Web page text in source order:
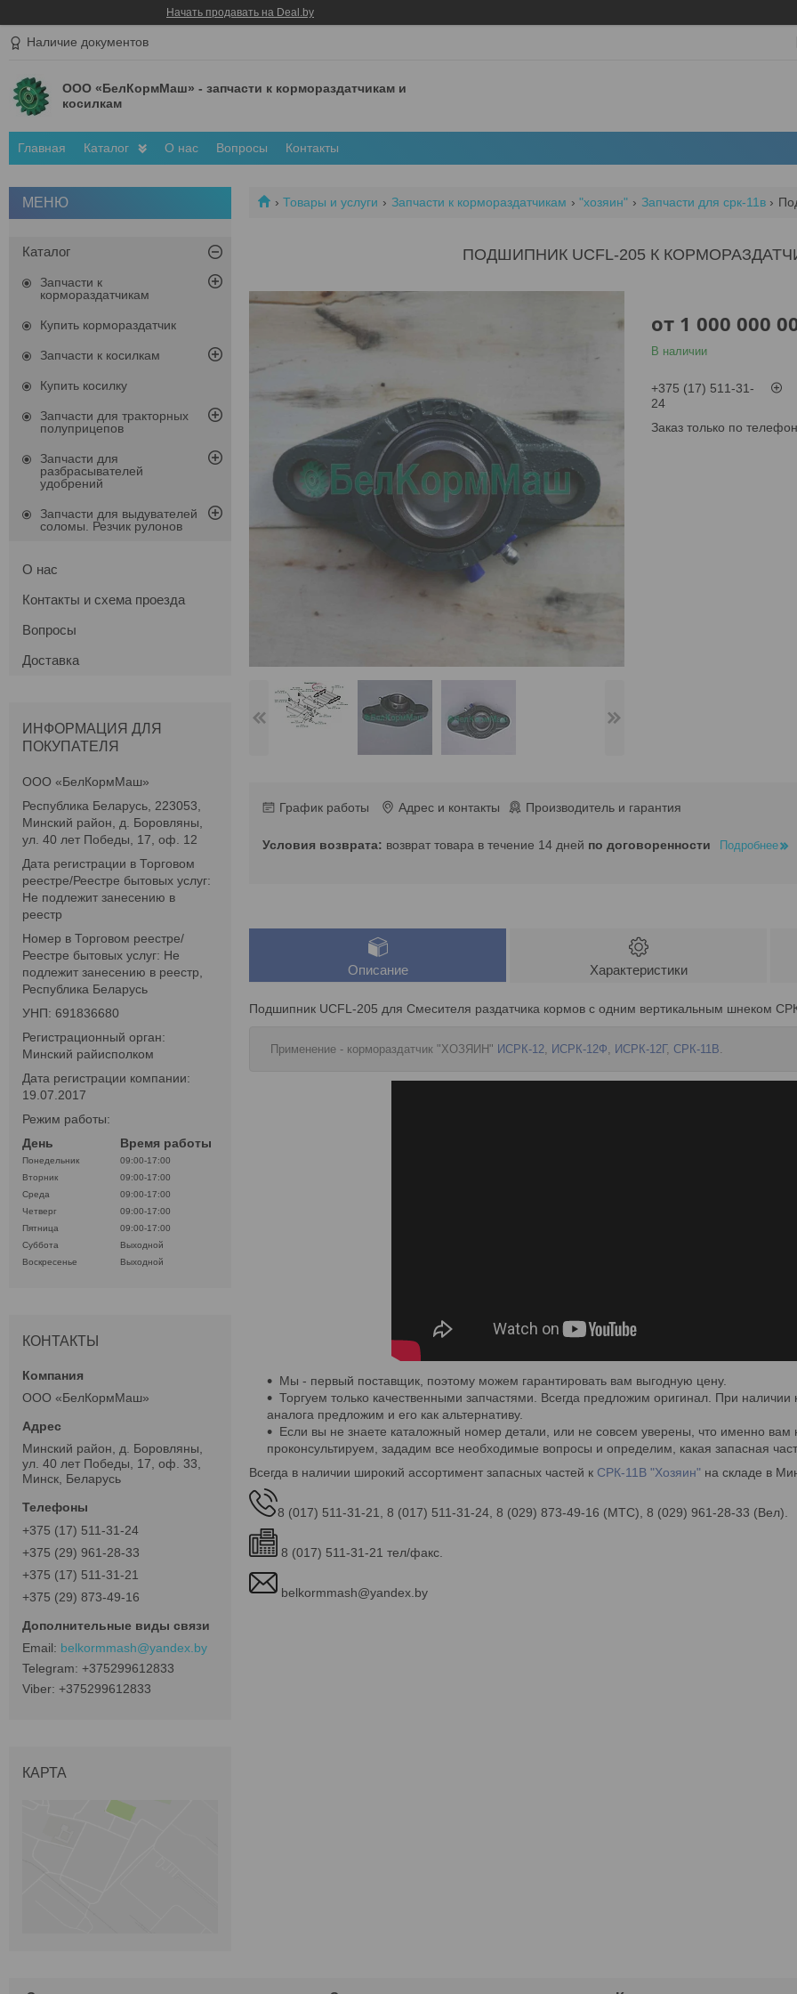
Начать продавать на Deal.by
Наличие документов
ООО «БелКормМаш» - запчасти к кормораздатчикам и
косилкам
Главная Каталог О нас Вопросы Контакты
Товары и услуги Запчасти к кормораздатчикам "хозяин" Запчасти для срк-11в
ПОДШИПНИК UCFL-205 К
от 1 000 000
В наличии
+375 (17) 511-31-
24
Заказ только по
График работы Адрес и контакты Производитель и гарантия
возврат товара в течение 14 дней по договоренности Подробнее
Описание Характеристики
Подшипник UCFL-205 для Смесителя раздатчика кормов с одним вертикальным шнеком
Применение - кормораздатчик "ХОЗЯИН" ИСРК-12 ИСРК-12Ф ИСРК-12Г, СРК-11В
Мы - первый поставщик, поэтому можем гарантировать вам выгодную цену.
Торгуем только качественными запчастями. Всегда предложим оригинал. При наличии
аналога предложим и его как альтернативу.
Если вы не знаете каталожный номер детали, или не совсем уверены, что именно вам
проконсультируем, зададим все необходимые вопросы и определим, какая запасная
Всегда в наличии широкий ассортимент запасных частей к СРК-11В "Хозяин" на складе в
8 (017) 511-31-21, 8 (017) 511-31-24, 8 (029) 873-49-16 (МТС), 8 (029) 961-28-33 (Вел).
8 (017) 511-31-21 тел/факс.
belkormmash@yandex.by
Каталог
Запчасти к
кормораздатчикам
Купить кормораздатчик
Запчасти к косилкам
Купить косилку
Запчасти для тракторных
полуприцепов
Запчасти для
разбрасывателей
удобрений
Запчасти для выдувателей
соломы. Резчик рулонов
О нас
Контакты и схема проезда
Вопросы
Доставка
ИНФОРМАЦИЯ ДЛЯ
ПОКУПАТЕЛЯ
ООО «БелКормМаш»
Республика Беларусь, 223053,
Минский район, д. Боровляны,
ул. 40 лет Победы, 17, оф. 12
Дата регистрации в Торговом
реестре/Реестре бытовых услуг:
Не подлежит занесению в
реестр
Номер в Торговом реестре/
Реестре бытовых услуг: Не
подлежит занесению в реестр,
Республика Беларусь
УНП: 691836680
Регистрационный орган:
Минский райисполком
Дата регистрации компании:
19.07.2017
Режим работы:
День
Время работы
Понедельник
09:00-17:00
Вторник
09:00-17:00
Среда
09:00-17:00
Четверг
09:00-17:00
Пятница
09:00-17:00
Суббота
Выходной
Воскресенье
Выходной
КОНТАКТЫ
ООО «БелКормМаш»
Минский район, д. Боровляны,
ул. 40 лет Победы, 17, оф. 33,
Минск, Беларусь
+375 (17) 511-31-24
+375 (29) 961-28-33
+375 (17) 511-31-21
+375 (29) 873-49-16
belkormmash@yandex.by
+375299612833
+375299612833
КАРТА